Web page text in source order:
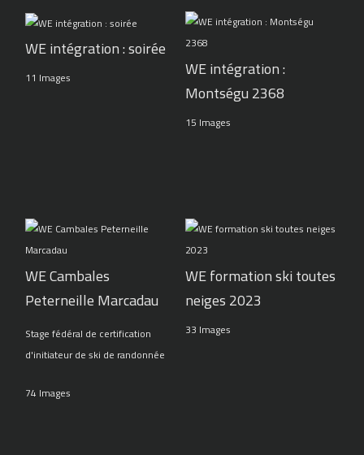
WE intégration : soirée
11 Images
WE intégration :
Montségu 2368
15 Images
WE Cambales
Peterneille Marcadau
Stage fédéral de certification
d'initiateur de ski de randonnée
74 Images
WE formation ski toutes
neiges 2023
33 Images